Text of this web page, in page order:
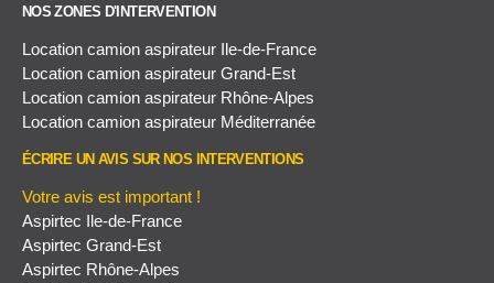
NOS ZONES D'INTERVENTION
Location camion aspirateur Ile-de-France
Location camion aspirateur Grand-Est
Location camion aspirateur Rhône-Alpes
Location camion aspirateur Méditerranée
ÉCRIRE UN AVIS SUR NOS INTERVENTIONS
Votre avis est important !
Aspirtec Ile-de-France
Aspirtec Grand-Est
Aspirtec Rhône-Alpes